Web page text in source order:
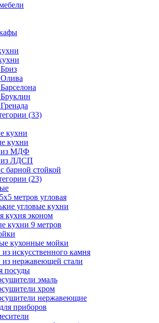
(33)
кухни
кухни
из МДФ
из ЛДСП
барной стойкой
(23)
метров угловая
угловые кухни
кухня эконом
кухни 9 метров
кухонные мойки
искусственного камня
нержавеющей стали
посуды
эмаль
хром
нержавеющие
приборов